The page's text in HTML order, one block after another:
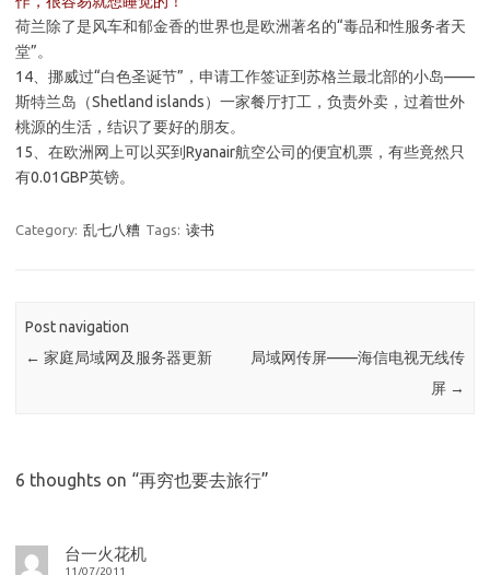
荷兰除了是风车和郁金香的世界也是欧洲著名的“毒品和性服务者天
堂”。
14、挪威过“白色圣诞节”，申请工作签证到苏格兰最北部的小岛——
斯特兰岛（Shetland islands）一家餐厅打工，负责外卖，过着世外
桃源的生活，结识了要好的朋友。
15、在欧洲网上可以买到Ryanair航空公司的便宜机票，有些竟然只
有0.01GBP英镑。
Category: 乱七八糟 Tags: 读书
Post navigation
← 家庭局域网及服务器更新
局域网传屏——海信电视无线传
屏 →
6 thoughts on “再穷也要去旅行”
台一火花机
11/07/2011